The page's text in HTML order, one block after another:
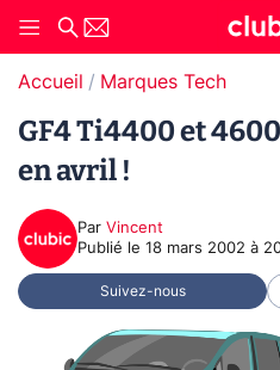
Accueil Marques Tech
GF4 Ti4400 et
en avril !
Par Vincent
Publié le 18 mars 2002 à
Suivez-nous